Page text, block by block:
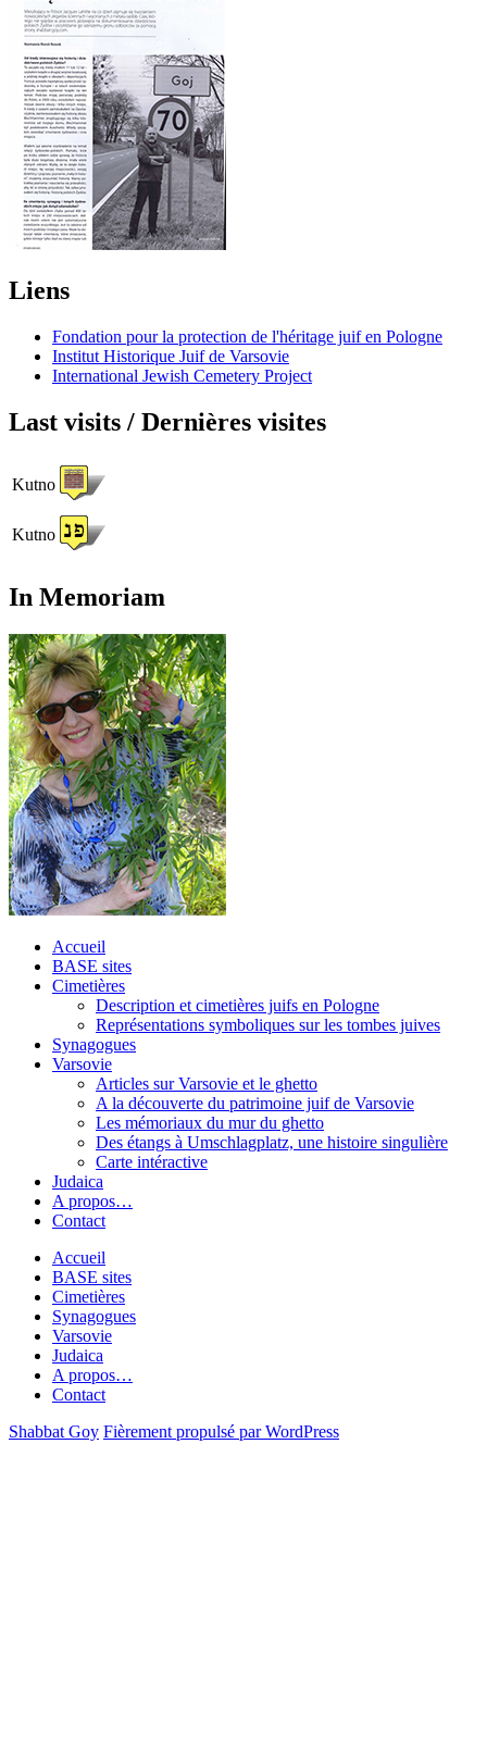
Liens
Fondation pour la protection de l'héritage juif en Pologne
Institut Historique Juif de Varsovie
International Jewish Cemetery Project
Last visits / Dernières visites
Kutno
Kutno
In Memoriam
Accueil
BASE sites
Cimetières
Description et cimetières juifs en Pologne
Représentations symboliques sur les tombes juives
Synagogues
Varsovie
Articles sur Varsovie et le ghetto
A la découverte du patrimoine juif de Varsovie
Les mémoriaux du mur du ghetto
Des étangs à Umschlagplatz, une histoire singulière
Carte intéractive
Judaica
A propos…
Contact
Accueil
BASE sites
Cimetières
Synagogues
Varsovie
Judaica
A propos…
Contact
Shabbat Goy Fièrement propulsé par WordPress